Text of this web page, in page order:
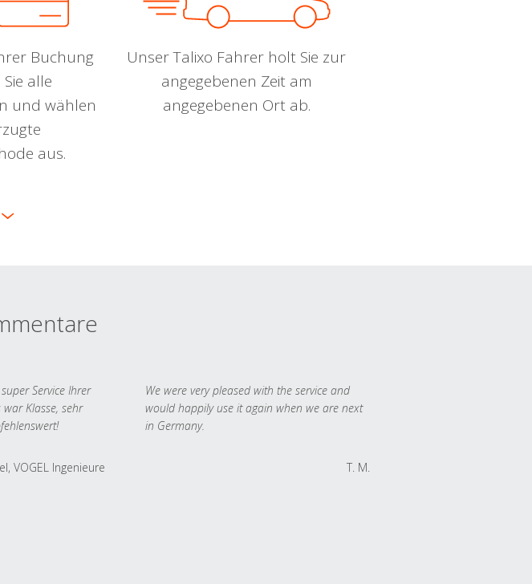
Buchung
alle
und wählen
aus.
Unser Talixo Fahrer holt Sie zur
angegebenen Zeit am
angegebenen Ort ab.
Service Ihrer
Klasse, sehr
VOGEL Ingenieure
We were very pleased with the service and
would happily use it again when we are next
in Germany.
T. M.